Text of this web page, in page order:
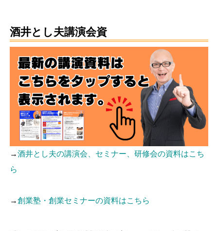
酒井とし夫講演会資
→酒井とし夫の講演会、セミナー、研修会の資料はこち
ら
→創業塾・創業セミナーの資料はこちら